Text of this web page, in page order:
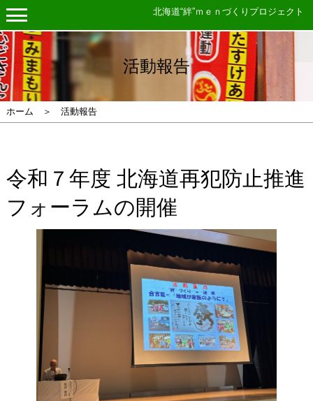
北海道“絆”ｍｅｎづくりプロジェクト
活動報告
ホーム ＞ 活動報告
令和７年度 北海道再犯防止推進
フォーラムの開催